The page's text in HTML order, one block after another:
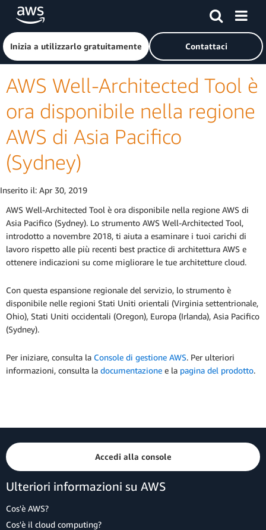
Passa al contenuto principale
Fai clic qui per tornare alla home page di Amazon Web
Inizia a utilizzarlo gratuitamente Contattaci
AWS Well-Architected Tool è
ora disponibile nella regione
AWS di Asia Pacifico
(Sydney)
Inserito il: Apr 30, 2019
AWS Well-Architected Tool è ora disponibile nella regione AWS di
Asia Pacifico (Sydney). Lo strumento AWS Well-Architected Tool,
introdotto a novembre 2018, ti aiuta a esaminare i tuoi carichi di
lavoro rispetto alle più recenti best practice di architettura AWS e
ottenere indicazioni su come migliorare le tue architetture cloud.
Con questa espansione regionale del servizio, lo strumento è
disponibile nelle regioni Stati Uniti orientali (Virginia settentrionale,
Ohio), Stati Uniti occidentali (Oregon), Europa (Irlanda), Asia Pacifico
(Sydney).
Per iniziare, consulta la Console di gestione AWS. Per ulteriori
informazioni, consulta la documentazione e la pagina del prodotto.
Accedi alla console
Ulteriori informazioni su AWS
Cos'è AWS?
Cos'è il cloud computing?